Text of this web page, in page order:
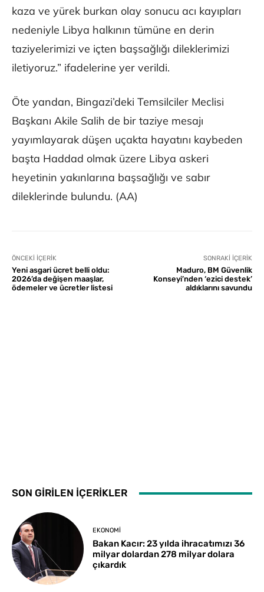
kaza ve yürek burkan olay sonucu acı kayıpları
nedeniyle Libya halkının tümüne en derin
taziyelerimizi ve içten başsağlığı dileklerimizi
iletiyoruz.” ifadelerine yer verildi.
Öte yandan, Bingazi’deki Temsilciler Meclisi
Başkanı Akile Salih de bir taziye mesajı
yayımlayarak düşen uçakta hayatını kaybeden
başta Haddad olmak üzere Libya askeri
heyetinin yakınlarına başsağlığı ve sabır
dileklerinde bulundu. (AA)
ÖNCEKI İÇERIK
Yeni asgari ücret belli oldu:
2026’da değişen maaşlar,
ödemeler ve ücretler listesi
SONRAKI İÇERIK
Maduro, BM Güvenlik
Konseyi’nden ‘ezici destek’
aldıklarını savundu
SON GİRİLEN İÇERİKLER
EKONOMI
Bakan Kacır: 23 yılda ihracatımızı 36
milyar dolardan 278 milyar dolara
çıkardık